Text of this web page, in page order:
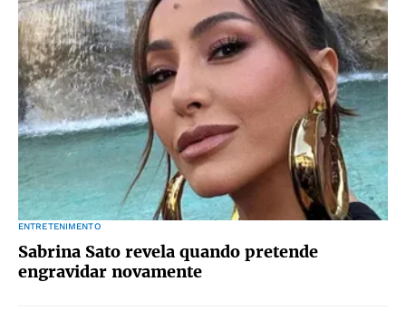
ENTRETENIMENTO
Sabrina Sato revela quando pretende
engravidar novamente